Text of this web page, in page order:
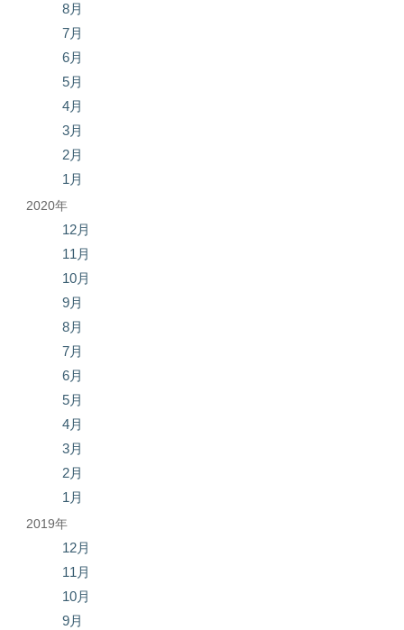
8月
7月
6月
5月
4月
3月
2月
1月
2020年
12月
11月
10月
9月
8月
7月
6月
5月
4月
3月
2月
1月
2019年
12月
11月
10月
9月